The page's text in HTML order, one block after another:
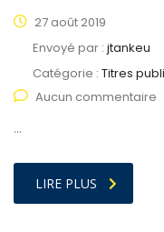
27 août 2019
Envoyé par : jtankeu
Catégorie : Titres
Aucun commentaire
…
LIRE PLUS